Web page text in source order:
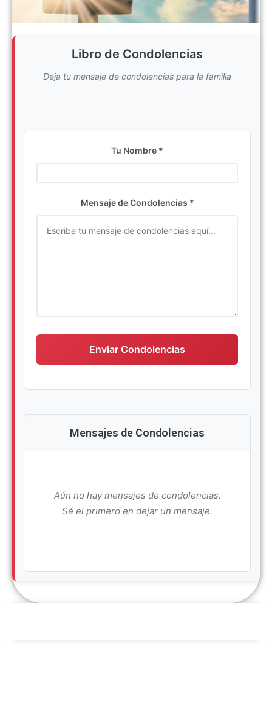
Libro de Condolencias
Deja tu mensaje de condolencias para la familia
Tu Nombre *
Mensaje de Condolencias *
Enviar Condolencias
Mensajes de Condolencias
Aún no hay mensajes de condolencias.
Sé el primero en dejar un mensaje.